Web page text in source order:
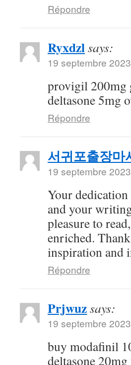
Répondre
Ryxdzlsays:
19 septembre
provigil 200mg
deltasone 5mg
Répondre
서귀포출장마
19 septembre
Your
and your
pleasure to
enriched.
inspiration and
Répondre
Prjwuzsays:
19 septembre
buy modafinil
deltasone 20mg